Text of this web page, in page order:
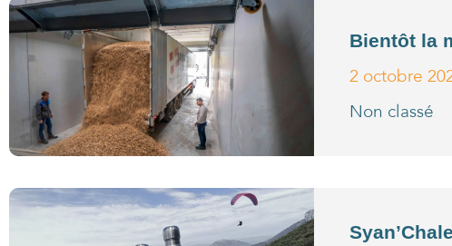
Bientôt la
2 octobre
Non classé